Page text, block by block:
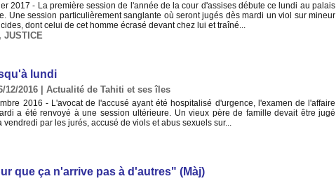
2017 - La première session de l'année de la cour d'assises débute ce lundi au palais
Une session particulièrement sanglante où seront jugés dès mardi un viol sur mineur
dont celui de cet homme écrasé devant chez lui et traîné...
, JUSTICE
lundi
12/2016 Actualité de Tahiti et ses îles
2016 - L'avocat de l'accusé ayant été hospitalisé d'urgence, l'examen de l'affaire
a été renvoyé à une session ultérieure. Un vieux père de famille devait être jugé
vendredi par les jurés, accusé de viols et abus sexuels sur...
que ça n'arrive pas à d'autres" (Màj)